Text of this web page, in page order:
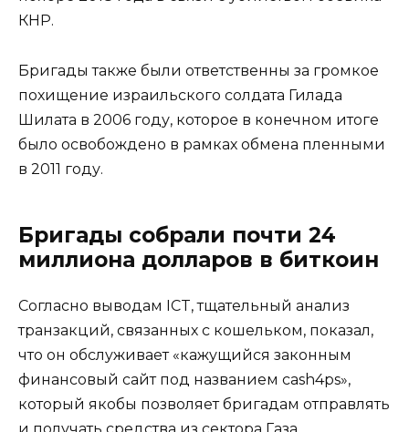
КНР.
Бригады также были ответственны за громкое
похищение израильского солдата Гилада
Шилата в 2006 году, которое в конечном итоге
было освобождено в рамках обмена пленными
в 2011 году.
Бригады собрали почти 24
миллиона долларов в биткоин
Согласно выводам ICT, тщательный анализ
транзакций, связанных с кошельком, показал,
что он обслуживает «кажущийся законным
финансовый сайт под названием cash4ps»,
который якобы позволяет бригадам отправлять
и получать средства из сектора Газа,